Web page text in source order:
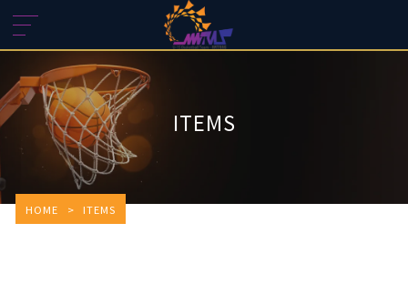
ITEMS
HOME > ITEMS